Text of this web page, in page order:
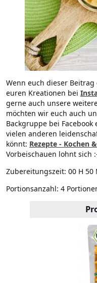
Wenn euch dieser
euren Kreationen bei
gerne auch unsere
möchten wir euch auch
Backgruppe bei
vielen anderen
könnt: Rezepte - Kochen
Vorbeischauen lohnt sich
Zubereitungszeit: 00 H 50
Portionsanzahl: 4